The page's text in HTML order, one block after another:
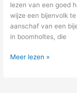
lezen van een goed
wijze een bijenvolk
aanschaf van een
in boomholtes, die
Meer lezen »